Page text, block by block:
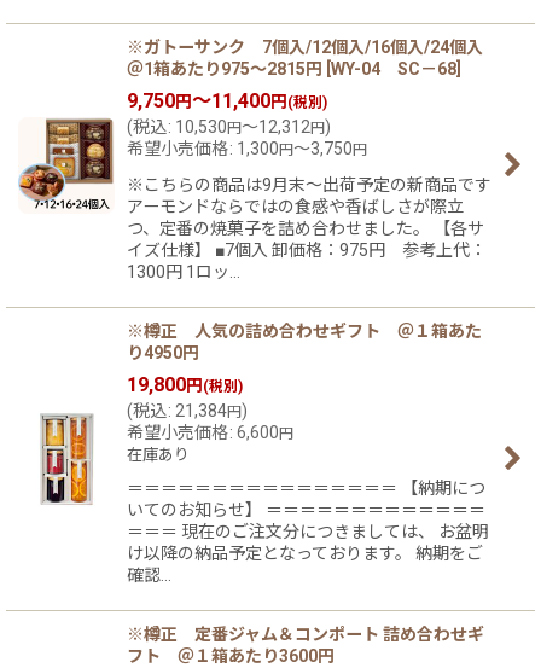
※ガトーサンク 7個入/12個入/16個入/24個入
＠1箱あたり975〜2815円 WY-04 SC－68
9,750円～11,400円 (税別)
(税込: 10,530 円 ～12,312円 )
希望小売価格: 1,300 円 ～3,750 円
※こちらの商品は9月末〜出荷予定の新商品です
アーモンドならではの食感や香ばしさが際立
つ、定番の焼菓子を詰め合わせました。 【各サ
イズ仕様】 ■7個入 卸価格：975円 参考上代：
1300円 1ロッ…
※樽正 人気の詰め合わせギフト ＠１箱あた
り4950円
19,800円 (税別)
(税込: 21,384円 )
希望小売価格: 6,600 円
在庫あり
＝＝＝＝＝＝＝＝＝＝＝＝＝＝＝＝ 【納期につ
いてのお知らせ】 ＝＝＝＝＝＝＝＝＝＝＝＝＝
＝＝＝ 現在のご注文分につきましては、 お盆明
け以降の納品予定となっております。 納期をご
確認…
※樽正 定番ジャム＆コンポート 詰め合わせギ
フト ＠１箱あたり3600円